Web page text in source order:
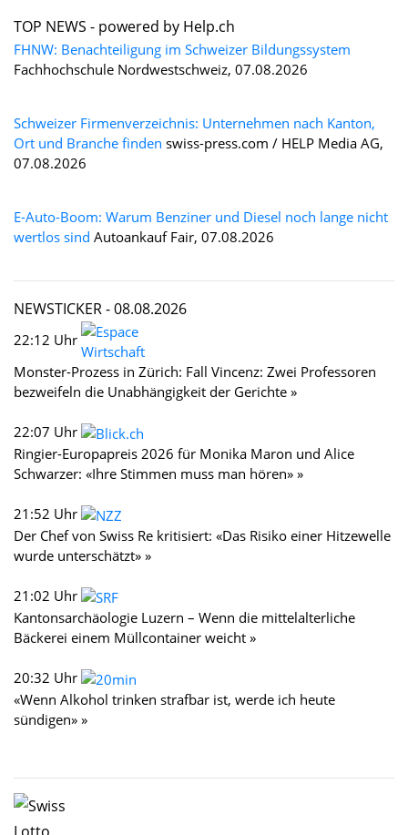
TOP NEWS - powered by Help.ch
FHNW: Benachteiligung im Schweizer Bildungssystem
Fachhochschule Nordwestschweiz, 07.08.2026
Schweizer Firmenverzeichnis: Unternehmen nach Kanton,
Ort und Branche finden swiss-press.com / HELP Media AG,
07.08.2026
E-Auto-Boom: Warum Benziner und Diesel noch lange nicht
wertlos sind Autoankauf Fair, 07.08.2026
NEWSTICKER -08.08.2026
22:12 Uhr
Monster-Prozess in Zürich: Fall Vincenz: Zwei Professoren
bezweifeln die Unabhängigkeit der Gerichte »
22:07 Uhr
Ringier-Europapreis 2026 für Monika Maron und Alice
Schwarzer: «Ihre Stimmen muss man hören» »
21:52 Uhr
Der Chef von Swiss Re kritisiert: «Das Risiko einer Hitzewelle
wurde unterschätzt» »
21:02 Uhr
Kantonsarchäologie Luzern – Wenn die mittelalterliche
Bäckerei einem Müllcontainer weicht »
20:32 Uhr
«Wenn Alkohol trinken strafbar ist, werde ich heute
sündigen» »